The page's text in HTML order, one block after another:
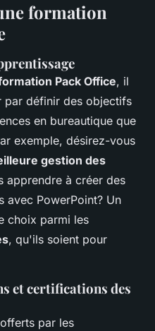
formation
Pack Office, il
par définir des objectifs
en bureautique que
exemple, désirez-vous
gestion des
apprendre à créer des
avec PowerPoint? Un
choix parmi les
, qu'ils soient pour
et certifications des
par les